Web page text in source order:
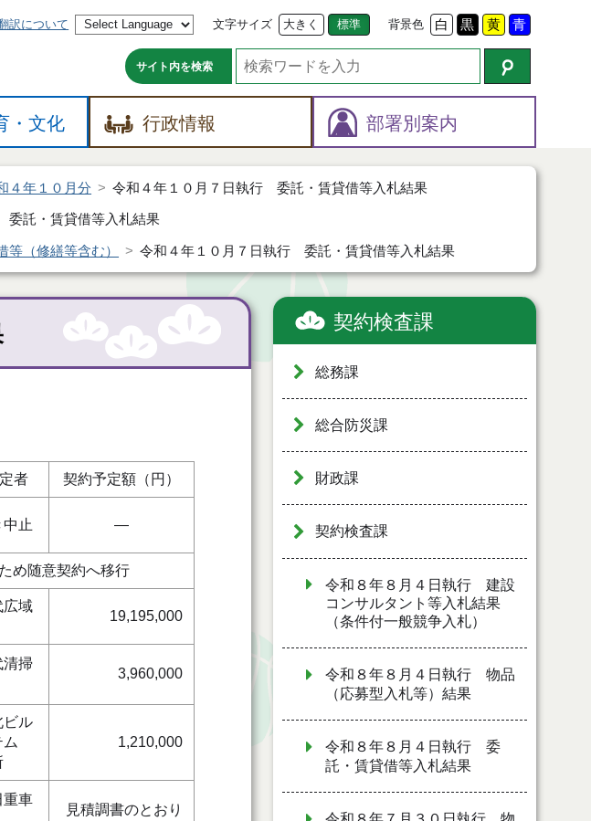
訳について 文字サイズ 大きく 標準 背景色 白 黒 黄 青
サイト内を検索
・文化 行政情報 部署別案内
４年１０月分 令和４年１０月７日執行 委託・賃貸借等入札結果
託・賃貸借等入札結果
（修繕等含む） 令和４年１０月７日執行 委託・賃貸借等入札結果
者 契約予定額（円）
中止 ―
め随意契約へ移行
域
19,195,000
掃
3,960,000
ル
1,210,000
車
見積調書のとおり
契約検査課
総務課
総合防災課
財政課
契約検査課
令和８年８月４日執行 建設
コンサルタント等入札結果
（条件付一般競争入札）
令和８年８月４日執行 物品
（応募型入札等）結果
令和８年８月４日執行 委
託・賃貸借等入札結果